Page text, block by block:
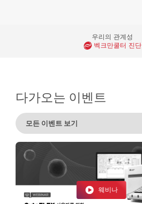
우리의 관계성
벡크만쿨터 진단
다가오는 이벤트
모든 이벤트 보기
웨비나